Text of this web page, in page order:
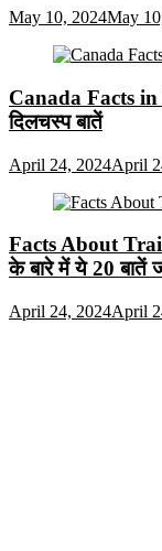
May 10, 2024May
Canada Facts in
दिलचस्प बातें
April 24, 2024April
Facts About
के बारे में ये 20 बातें
April 24, 2024April